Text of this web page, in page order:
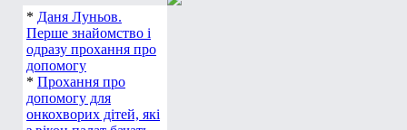
* Даня Луньов.
Перше знайомство і
одразу прохання про
допомогу
* Прохання про
допомогу для
онкохворих дітей, які